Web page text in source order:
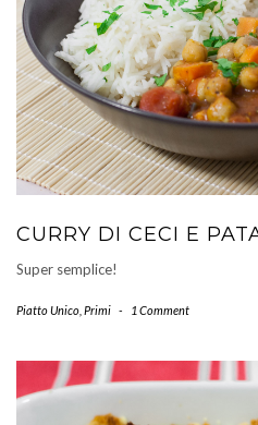
CURRY DI CECI E
Super semplice!
Piatto Unico Primi - 1 Comment